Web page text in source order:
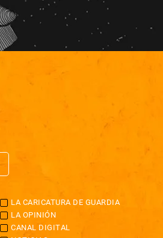
LA CARICATURA DE GUARDIA
LA OPINIÓN
CANAL DIGITAL